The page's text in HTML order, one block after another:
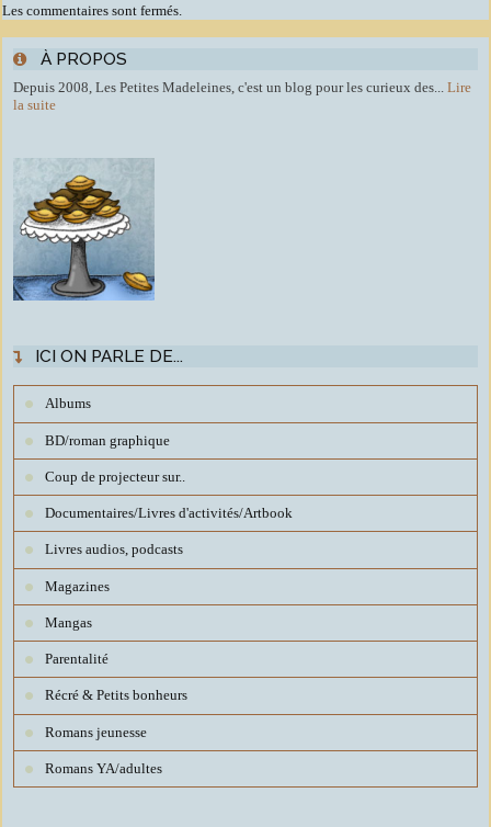
À PROPOS
Depuis 2008, Les Petites Madeleines, c'est un blog pour les curieux des...
Lire
la suite
ICI ON PARLE DE...
Albums
BD/roman graphique
Coup de projecteur sur..
Documentaires/Livres d'activités/Artbook
Livres audios, podcasts
Magazines
Mangas
Parentalité
Récré & Petits bonheurs
Romans jeunesse
Romans YA/adultes
Les commentaires sont fermés.